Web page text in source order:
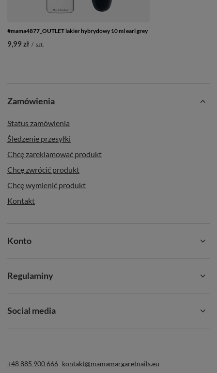
#mama4877_OUTLET lakier hybrydowy 10 ml earl grey
9,99 zł / szt.
Zamówienia
Status zamówienia
Śledzenie przesyłki
Chcę zareklamować produkt
Chcę zwrócić produkt
Chcę wymienić produkt
Kontakt
Konto
Regulaminy
Social media
+48 885 900 666 kontakt@mamamargaretnails.eu